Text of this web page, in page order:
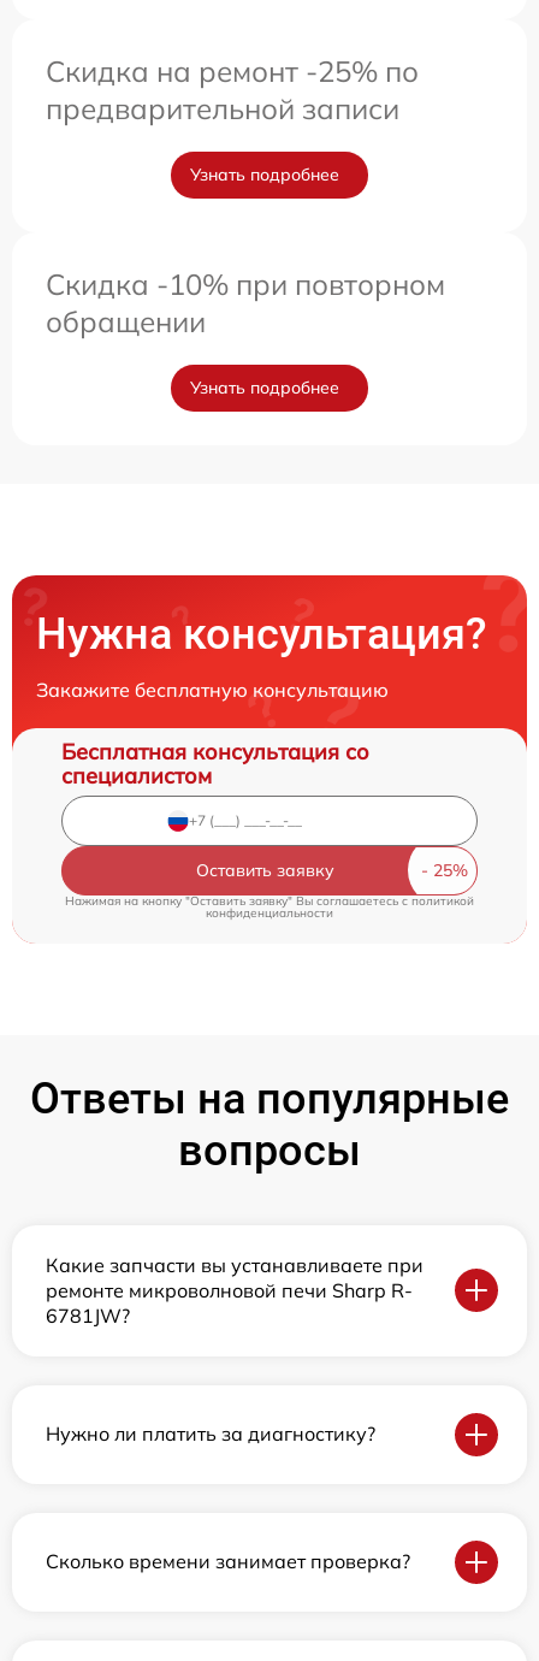
Скидка на ремонт -25% по
предварительной записи
Узнать подробнее
Скидка -10% при повторном
обращении
Узнать подробнее
Нужна консультация?
Закажите бесплатную консультацию
Бесплатная консультация со
специалистом
Оставить заявку
Нажимая на кнопку "Оставить заявку" Вы соглашаетесь cполитикой
конфиденциальности
Ответы на популярные
вопросы
Какие запчасти вы устанавливаете при
ремонте микроволновой печи Sharp R-
6781JW?
Нужно ли платить за диагностику?
Сколько времени занимает проверка?